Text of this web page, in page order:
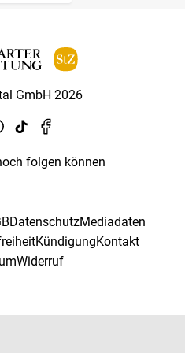
GmbH 2026
folgen können
DatenschutzMediadaten
KündigungKontakt
Widerruf